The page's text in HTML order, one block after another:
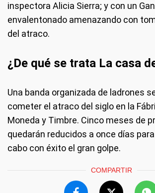
inspectora Alicia Sierra; y con un
envalentonado amenazando con
del atraco.
¿De qué se trata La casa
Una banda organizada de ladrones
cometer el atraco del siglo en la
Moneda y Timbre. Cinco meses de
quedarán reducidos a once días
cabo con éxito el gran golpe.
COMPARTIR